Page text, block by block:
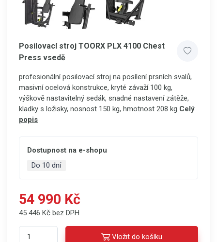
Posilovací stroj TOORX PLX 4100 Chest
Press vsedě
profesionální posilovací stroj na posílení prsních svalů,
masivní ocelová konstrukce, kryté závaží 100 kg,
výškově nastavitelný sedák, snadné nastavení zátěže,
kladky s ložisky, nosnost 150 kg, hmotnost 208 kg Celý
popis
Dostupnost na e-shopu
Do 10 dní
54 990 Kč
45 446 Kč bez DPH
Vložit do košíku